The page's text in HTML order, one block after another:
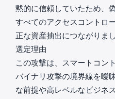
黙的に信頼していたため、
すべてのアクセスコントロ
正な資産抽出につながりまし
選定理由
この攻撃は、スマートコン
バイナリ攻撃の境界線を曖
な前提や高レベルなビジネ